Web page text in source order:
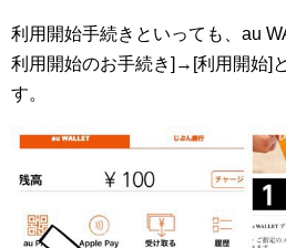
利用開始手続きといっても、au
利用開始のお手続き]→[利用開始]
す。